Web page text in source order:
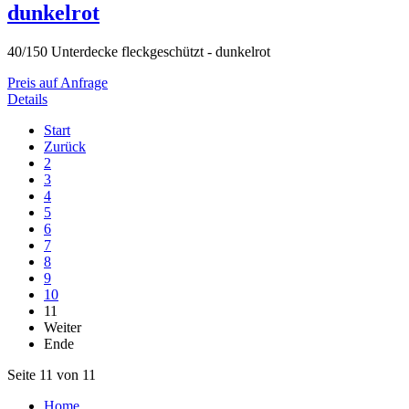
dunkelrot
40/150 Unterdecke fleckgeschützt - dunkelrot
Preis auf Anfrage
Details
Start
Zurück
2
3
4
5
6
7
8
9
10
11
Weiter
Ende
Seite 11 von 11
Home